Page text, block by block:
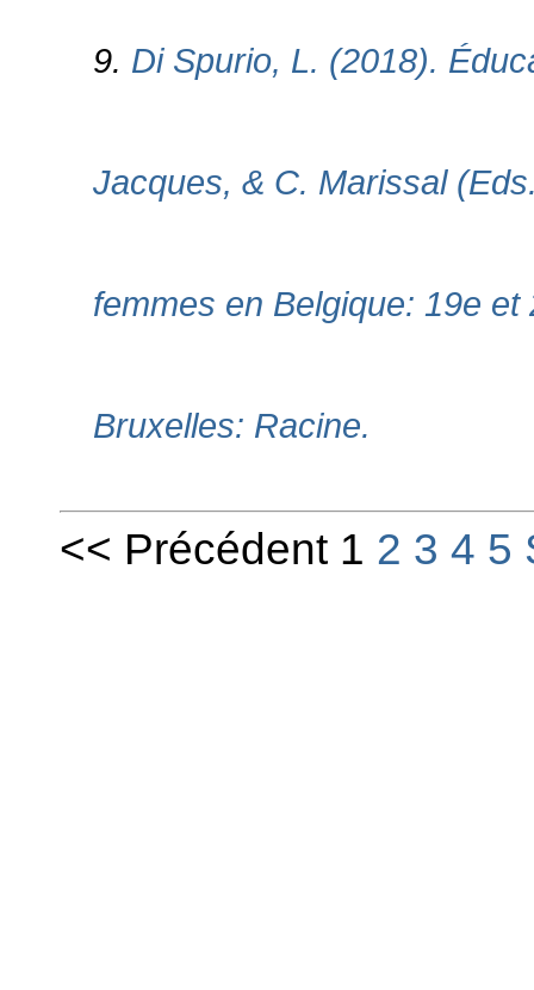
9. Di Spurio, L. (2018).
Jacques, & C. Marissal
femmes en Belgique: 19e
Bruxelles: Racine.
<< Précédent 1 2 3 4 5